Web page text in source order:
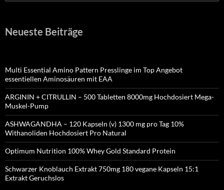
nach:
Neueste Beiträge
Multi Essential Amino Pattern Presslinge im Top Angebot
essentiellen Aminosäuren mit EAA
ARGININ + CITRULLIN – 500 Tabletten 8000mg Hochdosiert Mega-
Muskel-Pump
ASHWAGANDHA – 120 Kapseln (v) 1300 mg pro Tag 10%
Withanoliden Hochdosiert Pro Natural
Optimum Nutrition 100% Whey Gold Standard Protein
Schwarzer Knoblauch Extrakt 750mg 180 vegane Kapseln 15:1
Extrakt Geruchslos